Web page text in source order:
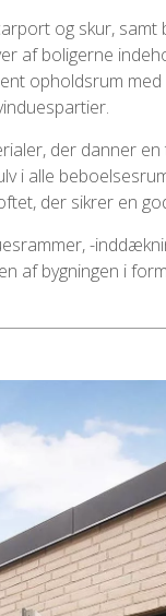
og skur,
af boligerne
opholdsrum
der danner
i alle
der sikrer en
-
af bygningen i